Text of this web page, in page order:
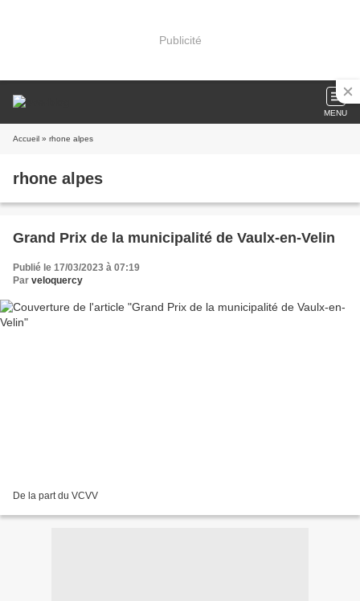
Publicité
MENU
Accueil » rhone alpes
rhone alpes
Grand Prix de la municipalité de Vaulx-en-Velin
Publié le 17/03/2023 à 07:19
Par veloquercy
De la part du VCVV